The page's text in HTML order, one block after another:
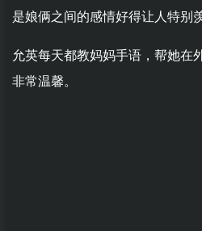
是娘俩之间的感情好得让人特别
允英每天都教妈妈手语，帮她在
非常温馨。